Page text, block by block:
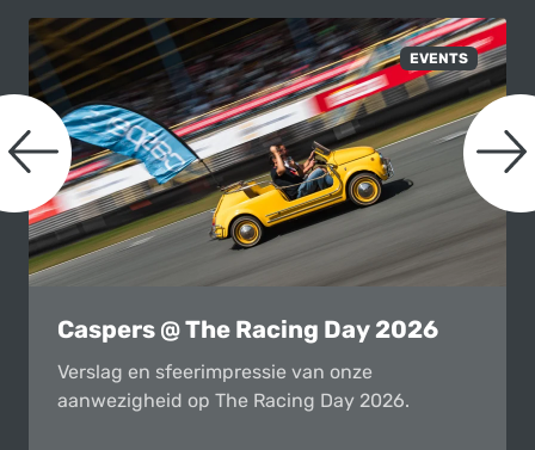
EVENTS
Caspers @ The Racing Day 2026
Verslag en sfeerimpressie van onze
aanwezigheid op The Racing Day 2026.
naar links scrollen